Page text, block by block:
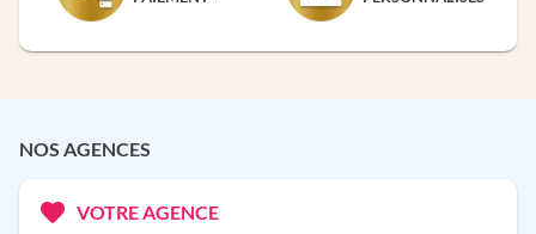
NOS AGENCES
VOTRE AGENCE